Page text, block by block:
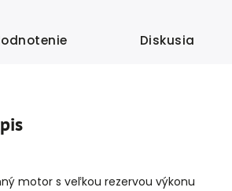
Diskusia
motor s veľkou rezervou výkonu